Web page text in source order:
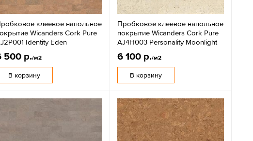
клеевое напольное
Wicanders Cork Pure
Identity Eden
500 р./м2
В корзину
Пробковое клеевое напольное
покрытие Wicanders Cork Pure
AJ4H003 Personality Moonlight
6 100 р./м2
В корзину